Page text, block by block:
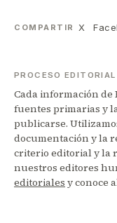
COMPARTIR X
PROCESO EDITORIAL
Cada información de
fuentes primarias y
publicarse.
documentación y la
criterio editorial y la
nuestros editores
editoriales y conoce